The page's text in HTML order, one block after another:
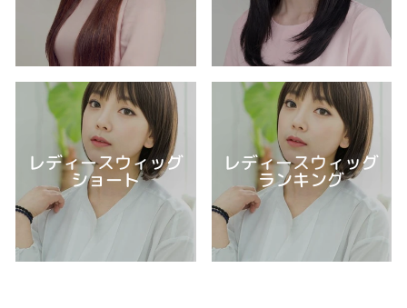
レディースウィッグ
ショート
レディースウィッグ
ランキング